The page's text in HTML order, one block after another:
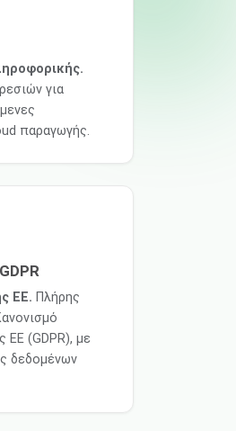
για
παραγωγής.
ΕΕ. Πλήρης
ΕΕ (GDPR), με
δεδομένων